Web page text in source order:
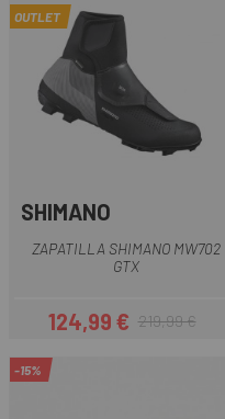
OUTLET
SHIMANO
ZAPATILLA SHIMANO MW702
GTX
Prezzo
124,99 €Prezzo base
219,99 €
-15%